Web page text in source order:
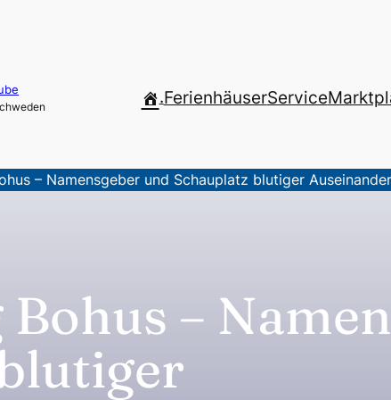
.FerienhäuserService
– Namensgeber und Schauplatz blutiger
Bohus –